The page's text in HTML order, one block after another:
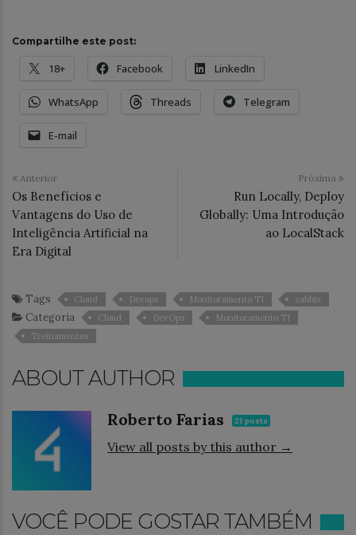
Compartilhe este post:
18+ Facebook LinkedIn
WhatsApp Threads Telegram
E-mail
Anterior
Os Benefícios e
Vantagens do Uso de
Inteligência Artificial na
Era Digital
Próxima
Run Locally, Deploy
Globally: Uma Introdução
ao LocalStack
Tags Cloud Devops Monitoramento TI zabbix
Categoria Cloud DevOps
Monitoramento TI
Treinamentos
ABOUT AUTHOR
Roberto Farias 21 posts
View all posts by this author →
VOCÊ PODE GOSTAR TAMBÉM